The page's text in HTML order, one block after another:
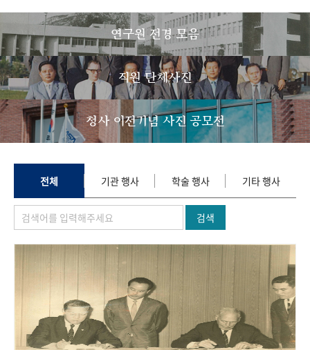
간행물 변천사
기록물 아카이브
사진 아카이브 문서 기록물 행정박물 영상 기록물
50+1 주년 기념
성과 50선 숫자로 보는 50년
세계와 함께 한 KIHASA
VR 역사관
연구원 전경 모음
직원 단체사진
청사 이전기념 사진 공모전
전체 기관 행사 학술 행사 기타 행사
검색